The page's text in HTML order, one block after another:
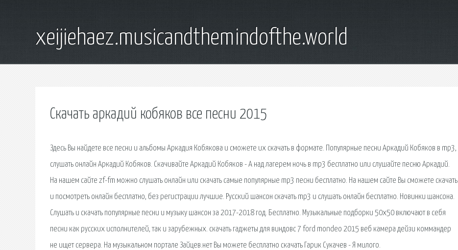
xeijiehaez.musicandthemindofthe.world
Скачать аркадий кобяков все песни 2015
Здесь Вы найдете все песни и альбомы Аркадия Кобякова и сможете их скачать в формате. Популярные песни Аркадий Кобяков в mp3,
слушать онлайн Аркадий Кобяков. Скачивайте Аркадий Кобяков - А над лагерем ночь в mp3 бесплатно или слушайте песню Аркадий.
На нашем сайте zf-fm можно слушать онлайн или скачать самые популярные mp3 песни бесплатно. На нашем сайте Вы сможете скачать
и посмотреть онлайн бесплатно, без регистрации лучшие. Русский шансон скачать mp3 и слушать онлайн бесплатно. Новинки шансона.
Слушать и скачать популярные песни и музыку шансон за 2017-2018 год. Бесплатно. Музыкальные подборки 50x50 включают в себя
песни как русских исполнителей, так и зарубежных. скачать гаджеты для виндовс 7 ford mondeo 2015 веб камера дейзи коммандер
не ищет сервера. На музыкальном портале Зайцев.нет Вы можете бесплатно скачать Гарик Сукачев - Я милого.